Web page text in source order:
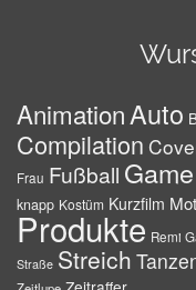
AnimationAuto
Compilation
Frau Fußball Game
knapp Kostüm Kurzfilm
Produkte Remi
Straße Streich